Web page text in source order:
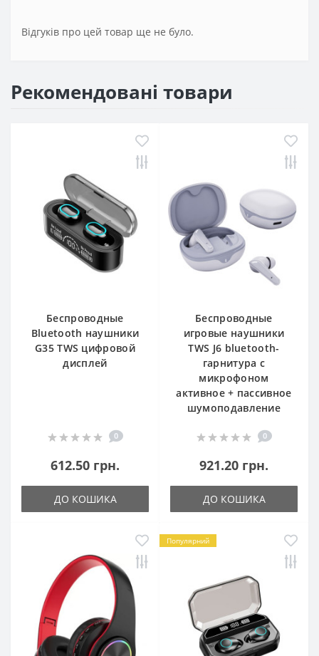
Відгуків про цей товар ще не було.
Рекомендовані товари
Беспроводные
Bluetooth наушники
G35 TWS цифровой
дисплей
0
612.50 грн.
ДО КОШИКА
Беспроводные
игровые наушники
TWS J6 bluetooth-
гарнитура с
микрофоном
активное + пассивное
шумоподавление
0
921.20 грн.
ДО КОШИКА
Популярний